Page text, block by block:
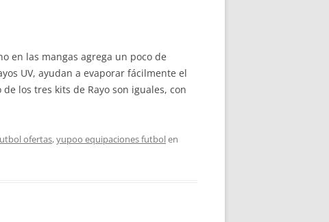
en las mangas agrega un poco de
UV, ayudan a evaporar fácilmente el
los tres kits de Rayo son iguales, con
ofertas,yupoo equipaciones futbolen